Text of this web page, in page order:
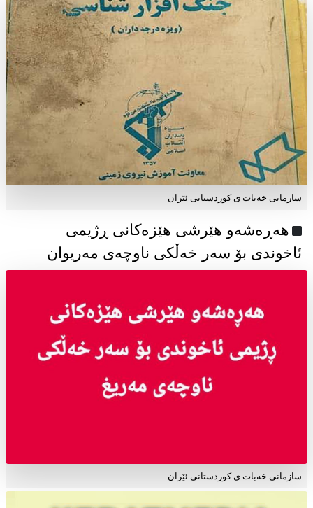
سازمانی خەبات ی كوردستانی ئێران
هەڕەشەو هێرشی هێزەکانی ڕژیمی
ئاخوندی بۆ سەر خەڵکی ناوچەی مەریوان
سازمانی خەبات ی کوردستانی ئێران